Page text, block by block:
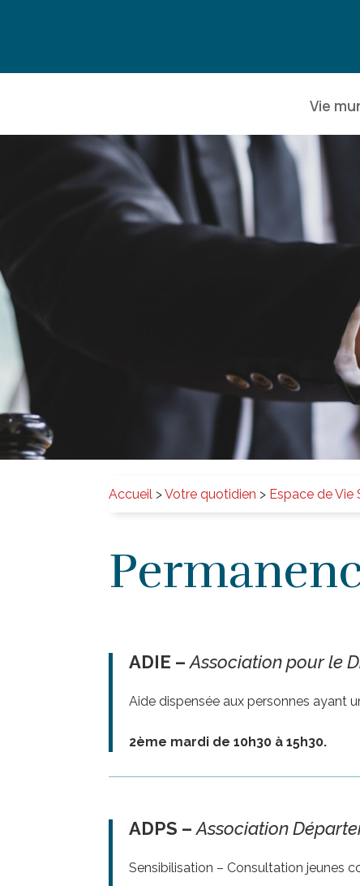
Vie
Accueil >Votre quotidien > Espace de Vie
ADIE –Association pour le
Aide dispensée aux personnes ayant
2ème mardi de 10h30 à 15h30.
ADPS –Association
Sensibilisation – Consultation jeunes